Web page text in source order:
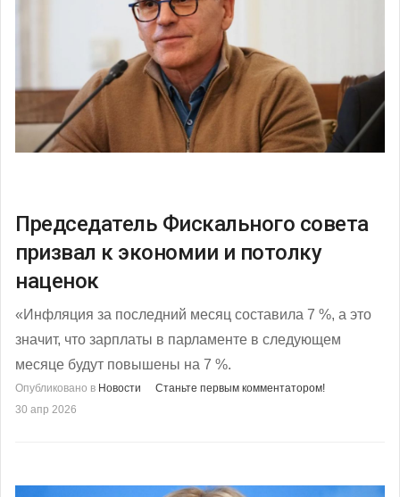
Председатель Фискального совета
призвал к экономии и потолку
наценок
«Инфляция за последний месяц составила 7 %, а это
значит, что зарплаты в парламенте в следующем
месяце будут повышены на 7 %.
Опубликовано в Новости
Станьте первым комментатором!
30 апр 2026